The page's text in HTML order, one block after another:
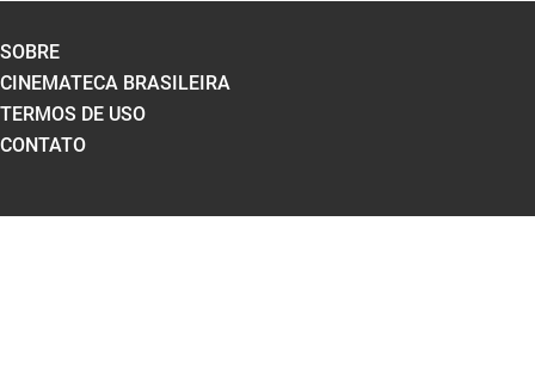
SOBRE
CINEMATECA BRASILEIRA
TERMOS DE USO
CONTATO